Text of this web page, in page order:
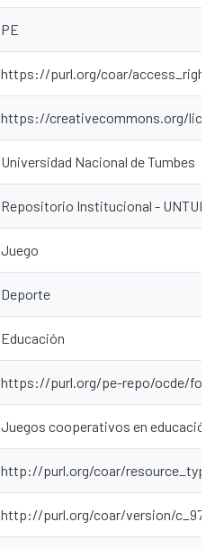
PE
https://purl.org/coar/
https://creativecommons.org/
Universidad Nacional de Tumbes
Repositorio Institucional -
Juego
Deporte
Educación
https://purl.org/pe-repo/ocde/
Juegos cooperativos en
http://purl.org/coar/
http://purl.org/coar/version/